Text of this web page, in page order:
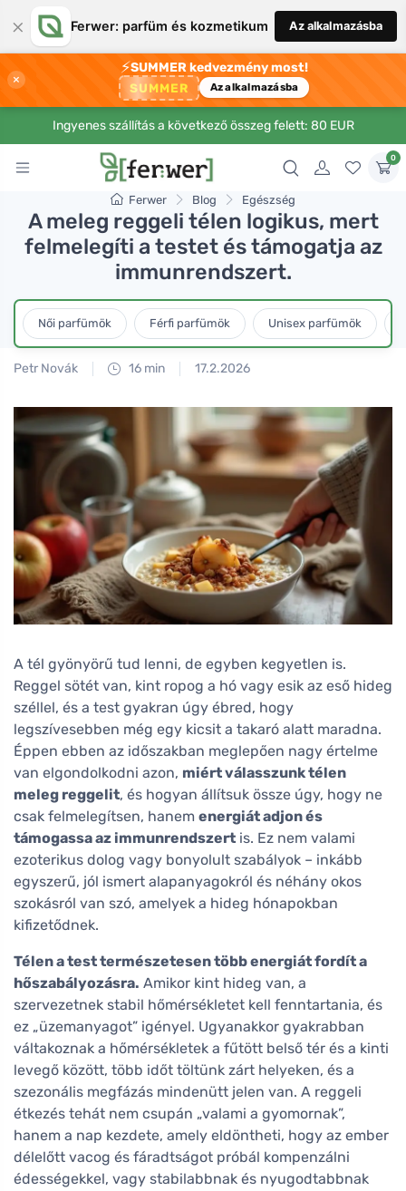
× Ferwer: parfüm és kozmetikum Az alkalmazásba
×
⚡SUMMER kedvezmény most!
SUMMER Az alkalmazásba
Ingyenes szállítás a következő összeg felett: 80 EUR
0
Ferwer Blog Egészség
A meleg reggeli télen logikus, mert
felmelegíti a testet és támogatja az
immunrendszert.
Női parfümök Férfi parfümök Unisex parfümök
Petr Novák 16 min 17.2.2026
A tél gyönyörű tud lenni, de egyben kegyetlen is.
Reggel sötét van, kint ropog a hó vagy esik az eső hideg
széllel, és a test gyakran úgy ébred, hogy
legszívesebben még egy kicsit a takaró alatt maradna.
Éppen ebben az időszakban meglepően nagy értelme
van elgondolkodni azon, miért válasszunk télen
meleg reggelit, és hogyan állítsuk össze úgy, hogy ne
csak felmelegítsen, hanem energiát adjon és
támogassa az immunrendszert is. Ez nem valami
ezoterikus dolog vagy bonyolult szabályok – inkább
egyszerű, jól ismert alapanyagokról és néhány okos
szokásról van szó, amelyek a hideg hónapokban
kifizetődnek.
Télen a test természetesen több energiát fordít a
hőszabályozásra. Amikor kint hideg van, a
szervezetnek stabil hőmérsékletet kell fenntartania, és
ez „üzemanyagot” igényel. Ugyanakkor gyakrabban
váltakoznak a hőmérsékletek a fűtött belső tér és a kinti
levegő között, több időt töltünk zárt helyeken, és a
szezonális megfázás mindenütt jelen van. A reggeli
étkezés tehát nem csupán „valami a gyomornak”,
hanem a nap kezdete, amely eldöntheti, hogy az ember
délelőtt vacog és fáradtságot próbál kompenzálni
édességekkel, vagy stabilabbnak és nyugodtabbnak